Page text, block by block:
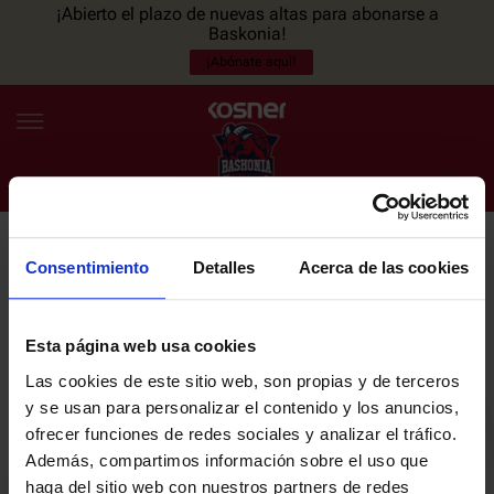
Consentimiento Detalles Acerca de las cookies
Esta página web usa cookies
Las cookies de este sitio web, son propias y de terceros
y se usan para personalizar el contenido y los anuncios,
ofrecer funciones de redes sociales y analizar el tráfico.
Además, compartimos información sobre el uso que
haga del sitio web con nuestros partners de redes
¡Abierto el plazo de nuevas altas para abonarse a
Baskonia!
¡Abónate aquí!
ES EU
NOTICIAS
PLANTILLA
ENTRADAS
NEWSLETTER
últimas noticias y promociones del club.
Email
He leído y acepto laPolítica de privacidaddel SASKI BASKONIA